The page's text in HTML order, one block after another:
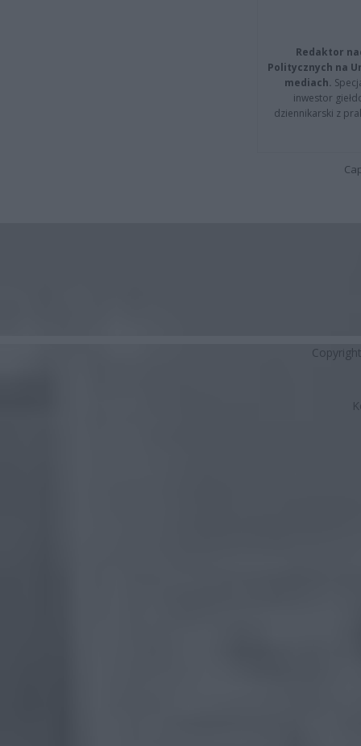
Redaktor
Politycznych na
mediach.
inwestor
dziennikarski z